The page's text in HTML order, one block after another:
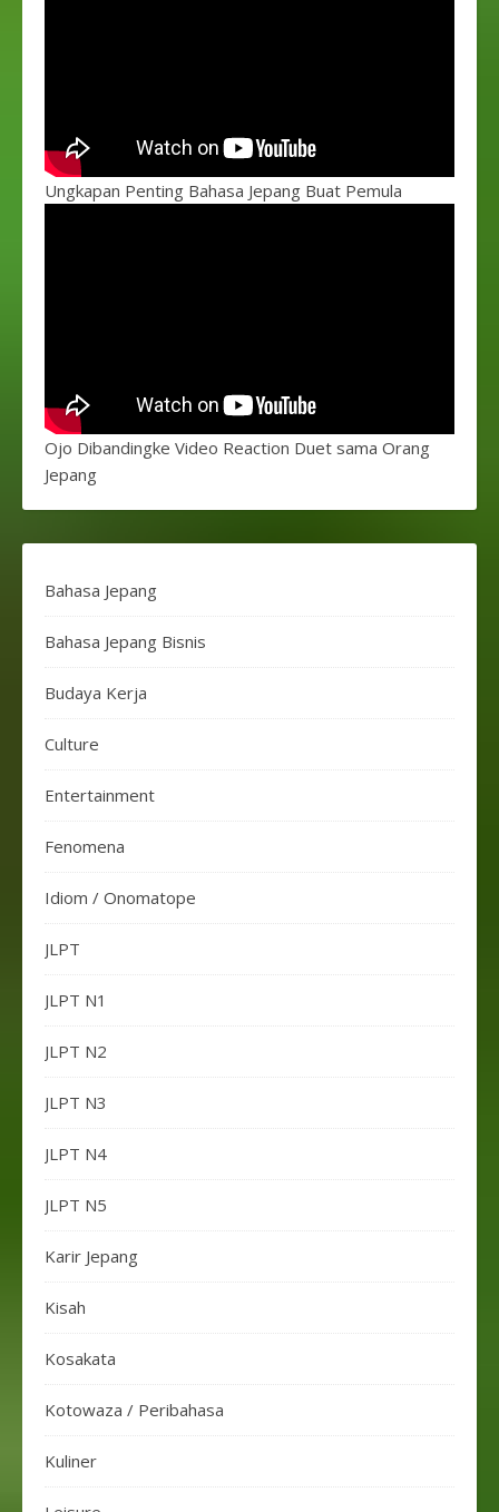
Ungkapan Penting Bahasa Jepang Buat Pemula
Ojo Dibandingke Video Reaction Duet sama Orang
Jepang
Bahasa Jepang
Bahasa Jepang Bisnis
Budaya Kerja
Culture
Entertainment
Fenomena
Idiom / Onomatope
JLPT
JLPT N1
JLPT N2
JLPT N3
JLPT N4
JLPT N5
Karir Jepang
Kisah
Kosakata
Kotowaza / Peribahasa
Kuliner